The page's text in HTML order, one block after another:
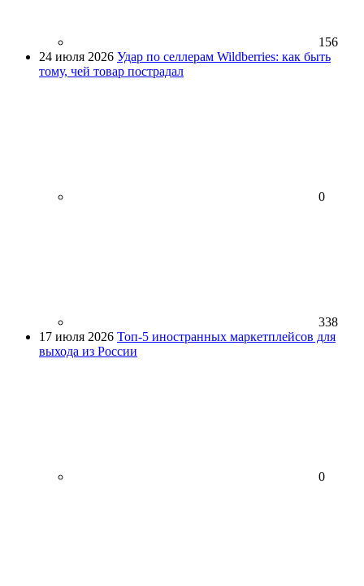
156
24 июля 2026 Удар по селлерам Wildberries: как быть
тому, чей товар пострадал
0
338
17 июля 2026 Топ-5 иностранных маркетплейсов для
выхода из России
0